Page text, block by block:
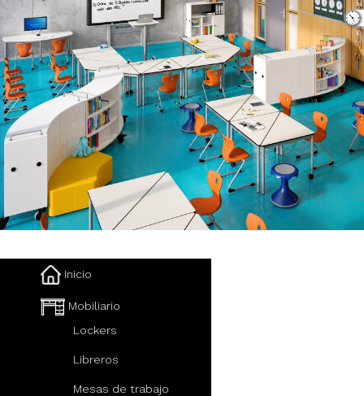
Inicio
Mobiliario
Lockers
Libreros
Mesas de trabajo